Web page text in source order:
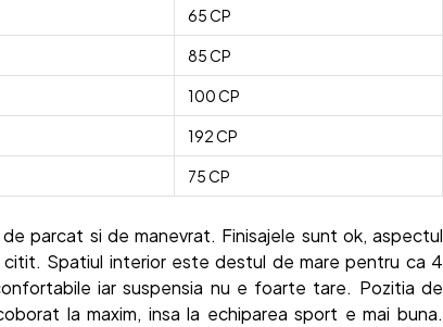
65 CP
85 CP
100 CP
192 CP
75 CP
parcat si de manevrat. Finisajele sunt ok, aspectul
Spatiul interior este destul de mare pentru ca 4
iar suspensia nu e foarte tare. Pozitia de
la maxim, insa la echiparea sport e mai buna.